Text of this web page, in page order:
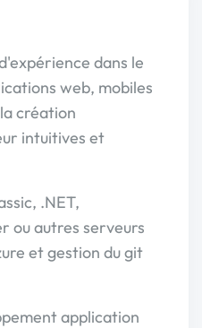
dans le
web, mobiles
création
intuitives et
.NET,
ou autres serveurs
et gestion du git
application